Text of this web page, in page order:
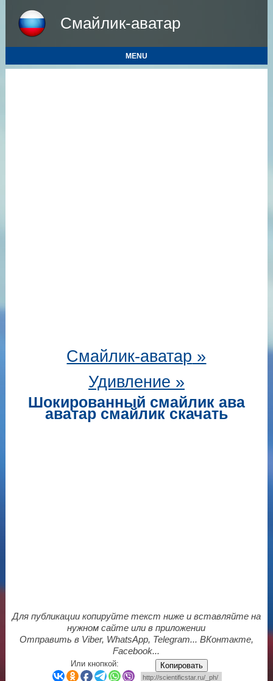
Смайлик-аватар
MENU
Смайлик-аватар »
Удивление »
Шокированный смайлик ава
аватар смайлик скачать
Для публикации копируйте текст ниже и вставляйте на
нужном сайте или в приложении
Отправить в Viber, WhatsApp, Telegram... ВКонтакте,
Facebook...
Или кнопкой: Копировать